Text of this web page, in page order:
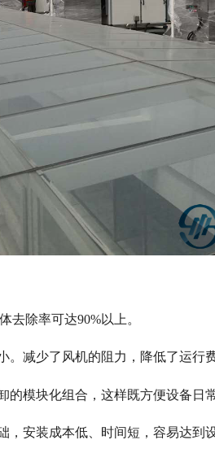
去除率可达90%以上。
减少了风机的阻力，降低了运行费
模块化组合，这样既方便设备日
安装成本低、时间短，容易达到